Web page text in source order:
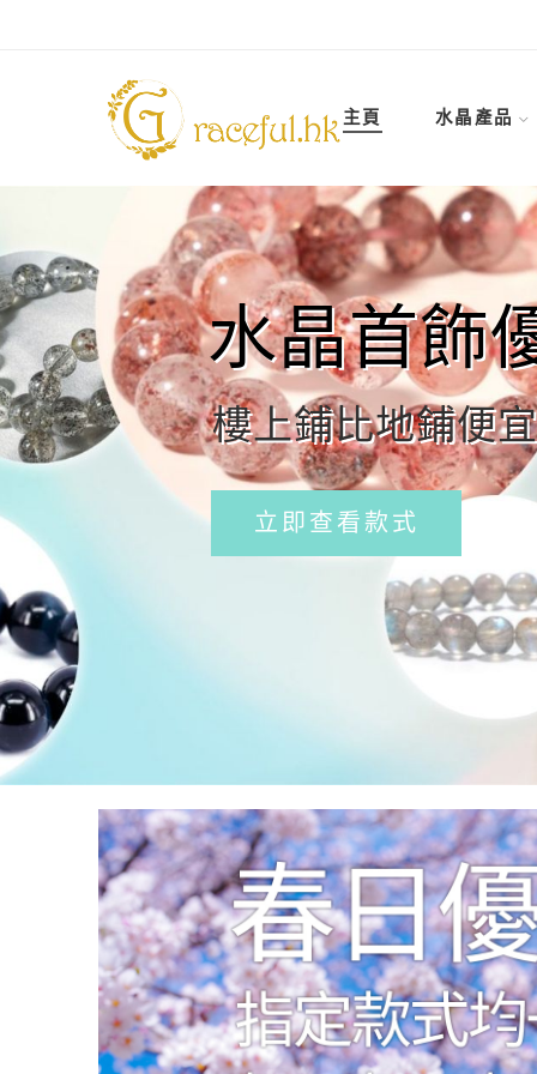
主頁 水晶產品
水晶首飾
樓上鋪比地鋪便
立即查看款式